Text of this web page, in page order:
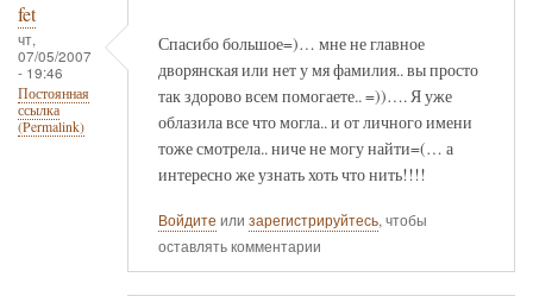
fet
чт,
07/05/2007
- 19:46
Постоянная
ссылка
(Permalink)
Спасибо большое=)… мне не главное
дворянская или нет у мя фамилия.. вы просто
так здорово всем помогаете.. =))…. Я уже
облазила все что могла.. и от личного имени
тоже смотрела.. ниче не могу найти=(… а
интересно же узнать хоть что нить!!!!
Войдите или зарегистрируйтесь, чтобы
оставлять комментарии